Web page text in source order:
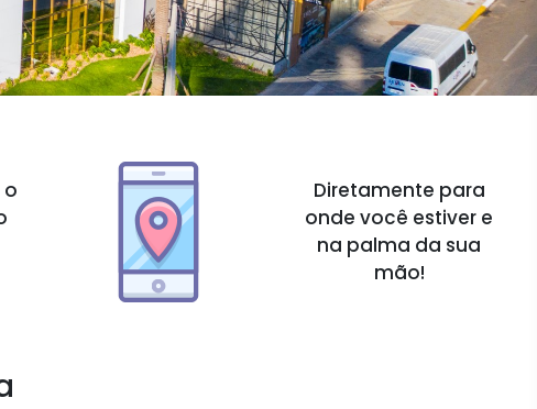
o
Diretamente para
onde você estiver e
na palma da sua
mão!